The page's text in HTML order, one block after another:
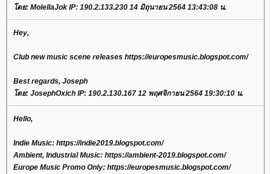
โดย: MolellaJok IP: 190.2.133.230 14 มิถุนายน 2564 13:43:08 น.
Hey,
Club new music scene releases https://europesmusic.blogspot.com/
Best regards, Joseph
โดย: JosephOxich IP: 190.2.130.167 12 พฤศจิกายน 2564 19:30:10 น.
Hello,
Indie Music: https://indie2019.blogspot.com/
Ambient, Industrial Music: https://ambient-2019.blogspot.com/
Europe Music Promo Only: https://europesmusic.blogspot.com/